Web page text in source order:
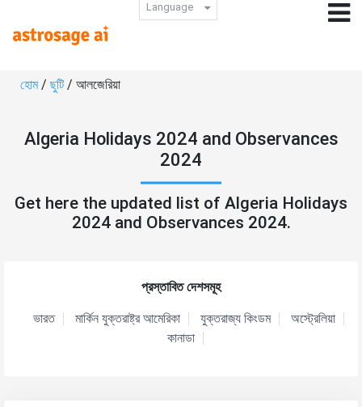
Language
হোম / ছুটি / আলজেরিয়া
Algeria Holidays 2024 and Observances
2024
Get here the updated list of Algeria Holidays
2024 and Observances 2024.
প্রস্তাবিত দেশসমূহ
ভারত মার্কিন যুক্তরাষ্ট্র আমেরিকা যুক্তরাজ্য কিংডম
অস্ট্রেলিয়া
কানাডা